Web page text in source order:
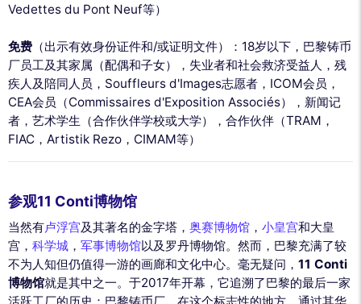
Vedettes du Pont Neuf等）
免费 （出示有效身份证件和/或证明文件）：18岁以下，巴黎铸币
厂员工及其家属（配偶和子女），失业者和社会救济受益人，残
疾人及陪同人员，Souffleurs d'Images志愿者，ICOM会员，
CEA会员（Commissaires d'Exposition Associés），新闻记
者，艺术学生（合作伙伴学校或大学），合作伙伴（TRAM，
FIAC，Artistik Rezo，CIMAM等）
参观11 Conti博物馆
当然有卢浮宫及其著名的金字塔， 奥赛博物馆 ， 小皇宫和大皇
宫， 科学城 ， 军事博物馆以及罗丹博物馆。然而，巴黎充满了较
不为人知但仍值得一游的画廊和文化中心。毫无疑问， 11 Conti
博物馆就是其中之一。于2017年开幕，它追溯了巴黎的最后一家